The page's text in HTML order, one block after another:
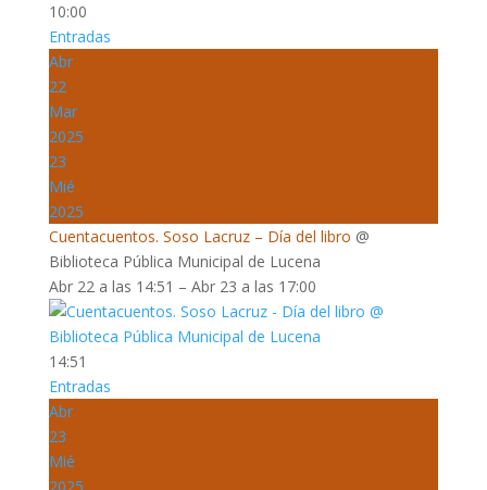
10:00
Entradas
Abr
22
Mar
2025
23
Mié
2025
Cuentacuentos. Soso Lacruz – Día del libro @
Biblioteca Pública Municipal de Lucena
Abr 22 a las 14:51 – Abr 23 a las 17:00
14:51
Entradas
Abr
23
Mié